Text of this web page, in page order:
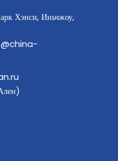
Хэнси, Иньчжоу,